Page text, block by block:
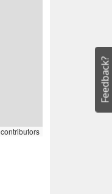
contributors
Feedback?